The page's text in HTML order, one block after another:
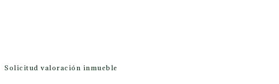
Solicitud valoración inmueble